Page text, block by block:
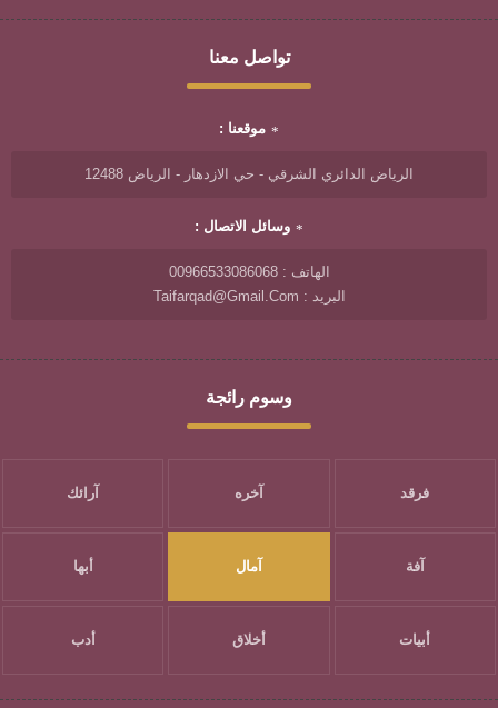
تواصل معنا
موقعنا :
الرياض الدائري الشرقي - حي الازدهار - الرياض 12488
وسائل الاتصال :
الهاتف : 00966533086068
البريد : Taifarqad@gmail.com
وسوم رائجة
فرقد آخره آرائك
آفة آمال أبها
أبيات أخلاق أدب